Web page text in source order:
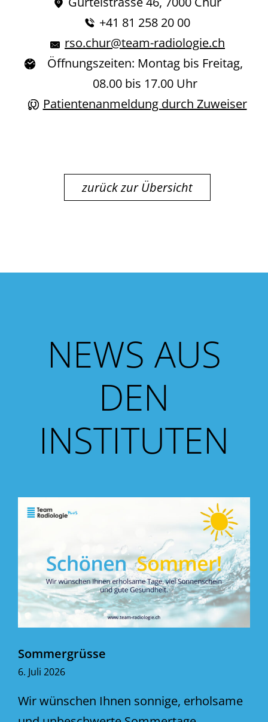
+41 81 258 20 00
rso.chur@team-radiologie.ch
Öffnungszeiten: Montag bis Freitag,
08.00 bis 17.00 Uhr
Patientenanmeldung durch Zuweiser
zurück zur Übersicht
NEWS AUS
DEN
INSTITUTEN
Sommergrüsse
6. Juli 2026
Wir wünschen Ihnen sonnige, erholsame